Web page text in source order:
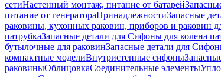
сетиНастенный монтаж, питание от батарей
питание от генератораПринадлежностиЗапасные
раковины, кухонных раковин, приборов и раковин
патрубкаЗапасные детали для Сифоны для колена
бутылочные для раковинЗапасные детали для
компактные моделиВнутристенные сифоны
раковиныОблицовкаСоединительные элементы